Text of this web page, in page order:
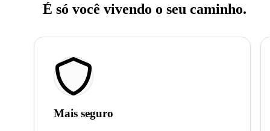
É só você vivendo o seu caminho.
Mais seguro